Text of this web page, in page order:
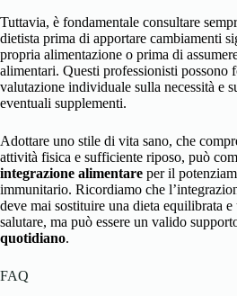
Tuttavia, è fondamentale consultare
dietista prima di apportare cambiamenti
propria alimentazione o prima di
alimentari. Questi professionisti possono
valutazione individuale sulla necessità e
eventuali supplementi.
Adottare uno stile di vita sano, che
attività fisica e sufficiente riposo, può
integrazione alimentare per il
immunitario. Ricordiamo che
deve mai sostituire una dieta equilibrata
salutare, ma può essere un valido
quotidiano.
FAQ